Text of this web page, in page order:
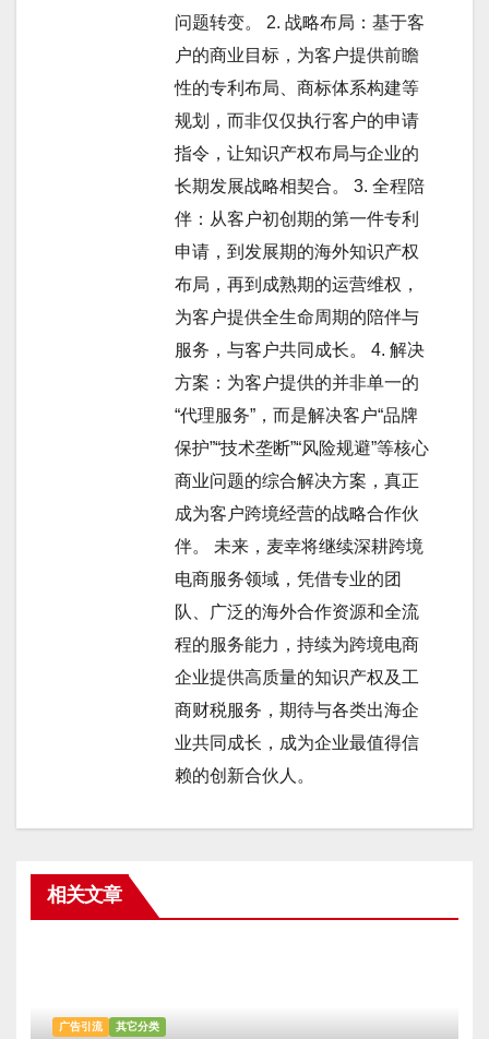
问题转变。 2. 战略布局：基于客
户的商业目标，为客户提供前瞻
性的专利布局、商标体系构建等
规划，而非仅仅执行客户的申请
指令，让知识产权布局与企业的
长期发展战略相契合。 3. 全程陪
伴：从客户初创期的第一件专利
申请，到发展期的海外知识产权
布局，再到成熟期的运营维权，
为客户提供全生命周期的陪伴与
服务，与客户共同成长。 4. 解决
方案：为客户提供的并非单一的
“代理服务”，而是解决客户“品牌
保护”“技术垄断”“风险规避”等核心
商业问题的综合解决方案，真正
成为客户跨境经营的战略合作伙
伴。 未来，麦幸将继续深耕跨境
电商服务领域，凭借专业的团
队、广泛的海外合作资源和全流
程的服务能力，持续为跨境电商
企业提供高质量的知识产权及工
商财税服务，期待与各类出海企
业共同成长，成为企业最值得信
赖的创新合伙人。
相关文章
广告引流 其它分类